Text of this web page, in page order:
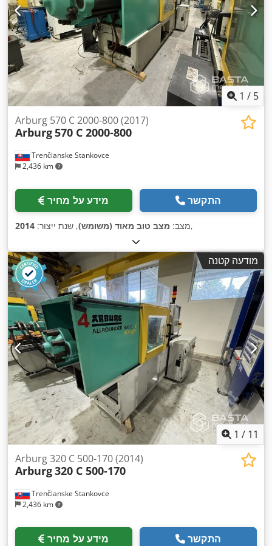
1 / 5
Trenčianske Stankovce
2,436 km
Arburg 570 C 2000-800 (2017)
Arburg570 C 2000-800
מידע על מחיר התקשר
מצב: מצב טוב מאוד (משומש), שנת ייצור: 2014 ,
מודעה קטנה
1 / 11
Trenčianske Stankovce
2,436 km
Arburg 320 C 500-170 (2014)
Arburg320 C 500-170
מידע על מחיר התקשר